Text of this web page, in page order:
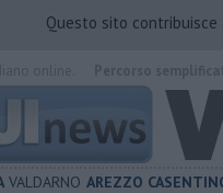
Questo sito
VALDARNO AREZZO